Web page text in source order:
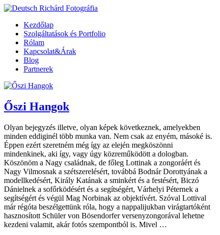
Kezdőlap
Szolgáltatások és Portfolio
Rólam
Kapcsolat&Árak
Blog
Partnerek
Őszi Hangok
Olyan bejegyzés illetve, olyan képek következnek, amelyekben
minden eddiginél több munka van. Nem csak az enyém, másoké is.
Éppen ezért szeretném még így az elején megköszönni
mindenkinek, aki így, vagy úgy közreműködött a dologban.
Köszönöm a Nagy családnak, de főleg Lottinak a zongoráért és
Nagy Vilmosnak a szétszerelésért, továbbá Bodnár Dorottyának a
modellkedésért, Király Katának a sminkért és a festésért, Biczó
Dánielnek a sofőrködésért és a segítségért, Várhelyi Péternek a
segítségért és végül Mag Norbinak az objektívért. Szóval Lottival
már régóta beszélgettünk róla, hogy a nappalijukban virágtartóként
hasznosított Schüler von Bösendorfer versenyzongorával lehetne
kezdeni valamit, akár fotós szempontból is. Mivel …